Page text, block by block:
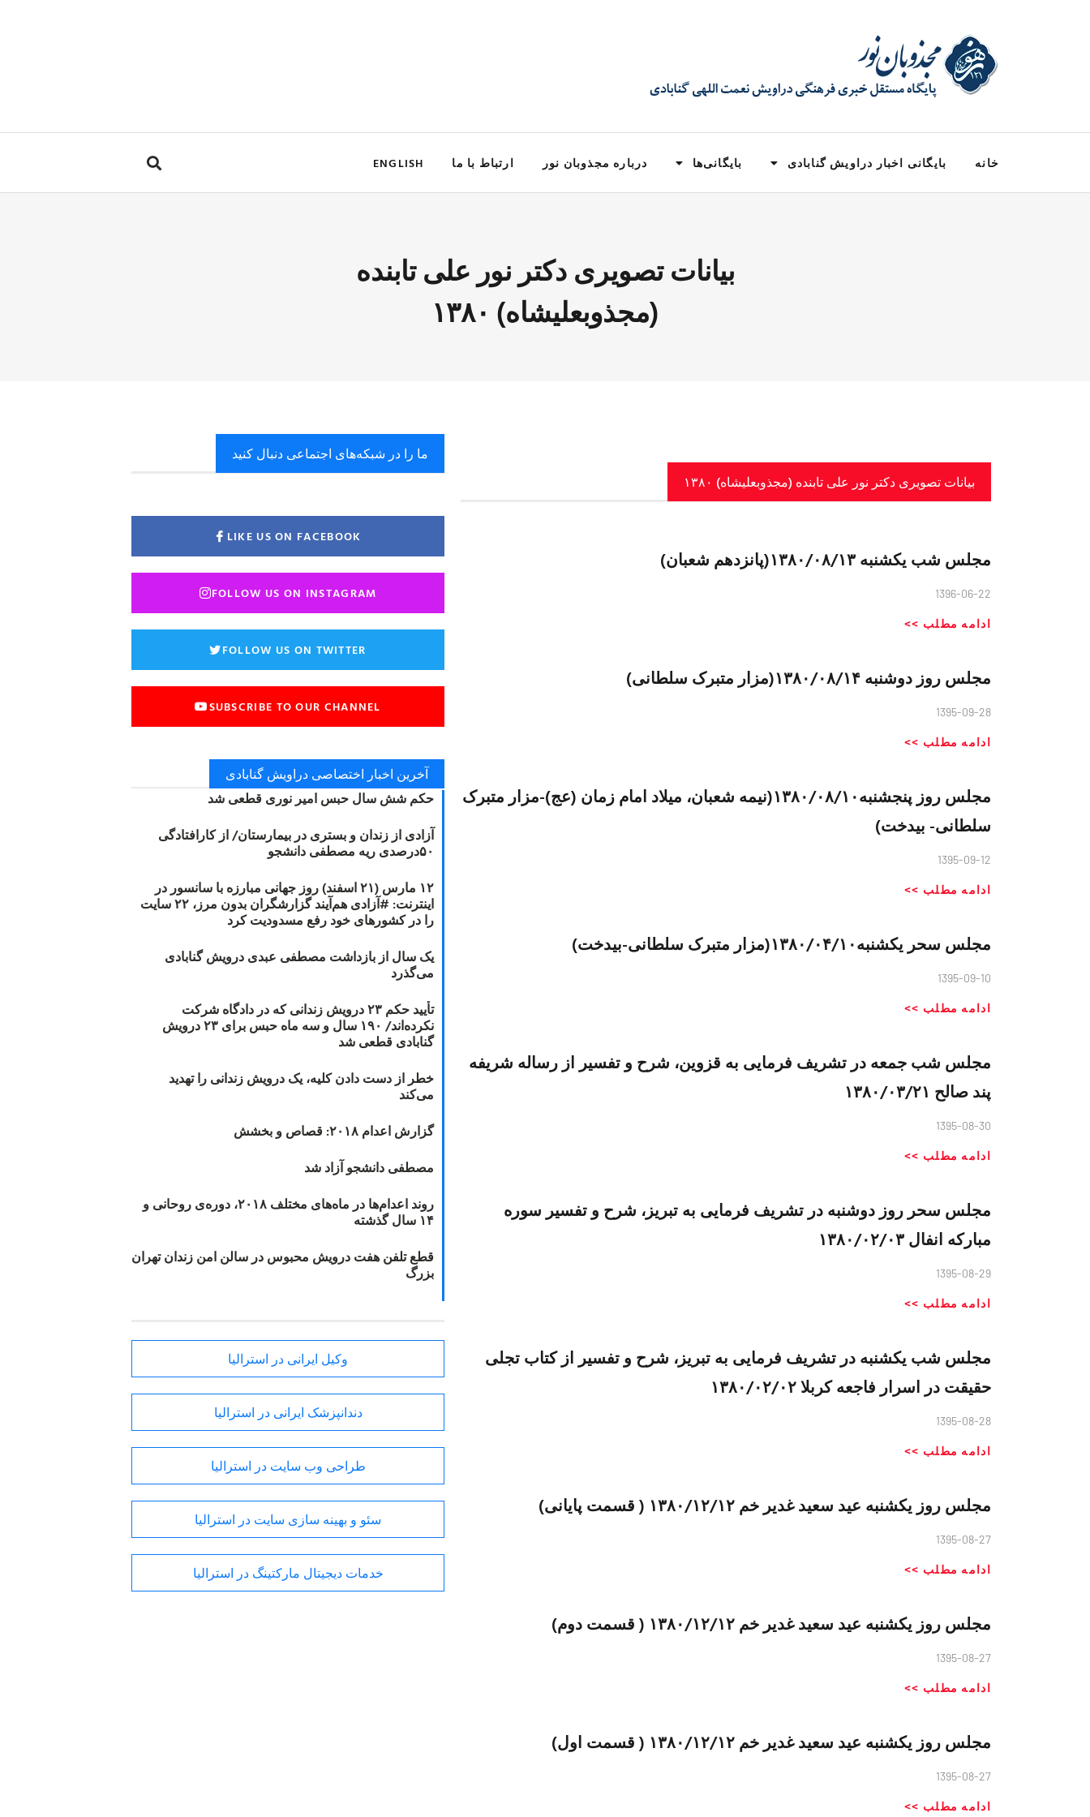
خانه بایگانی اخبار دراویش گنابادی بایگانی‌ها درباره مجذوبان نور ارتباط با ما ENGLISH
بیانات تصویری دکتر نور علی تابنده
(مجذوبعلیشاه) ۱۳۸۰
بیانات تصویری دکتر نور علی تابنده (مجذوبعلیشاه) ۱۳۸۰
مجلس شب یکشنبه ۱۳۸۰/۰۸/۱۳(پانزدهم شعبان)
1396-06-22
ادامه مطلب >>
مجلس روز دوشنبه ۱۳۸۰/۰۸/۱۴(مزار متبرک سلطانی)
1395-09-28
ادامه مطلب >>
مجلس روز پنجشنبه۱۳۸۰/۰۸/۱۰(نیمه شعبان، میلاد امام زمان (عج)-مزار متبرک
سلطانی- بیدخت)
1395-09-12
ادامه مطلب >>
مجلس سحر یکشنبه۱۳۸۰/۰۴/۱۰(مزار متبرک سلطانی-بیدخت)
1395-09-10
ادامه مطلب >>
مجلس شب جمعه در تشریف فرمایی به قزوین، شرح و تفسیر از رساله شریفه
پند صالح ۱۳۸۰/۰۳/۲۱
1395-08-30
ادامه مطلب >>
مجلس سحر روز دوشنبه در تشریف فرمایی به تبریز، شرح و تفسیر سوره
مبارکه انفال ۱۳۸۰/۰۲/۰۳
1395-08-29
ادامه مطلب >>
مجلس شب یکشنبه در تشریف فرمایی به تبریز، شرح و تفسیر از کتاب تجلی
حقیقت در اسرار فاجعه کربلا ۱۳۸۰/۰۲/۰۲
1395-08-28
ادامه مطلب >>
مجلس روز یکشنبه عید سعید غدیر خم ۱۳۸۰/۱۲/۱۲ ( قسمت پایانی)
1395-08-27
ادامه مطلب >>
مجلس روز یکشنبه عید سعید غدیر خم ۱۳۸۰/۱۲/۱۲ ( قسمت دوم)
1395-08-27
ادامه مطلب >>
مجلس روز یکشنبه عید سعید غدیر خم ۱۳۸۰/۱۲/۱۲ ( قسمت اول)
1395-08-27
ادامه مطلب >>
ما را در شبکه‌های اجتماعی دنبال کنید
LIKE US ON FACEBOOK
FOLLOW US ON INSTAGRAM
FOLLOW US ON TWITTER
SUBSCRIBE TO OUR CHANNEL
آخرین اخبار اختصاصی دراویش گنابادی
حکم شش سال حبس امیر نوری قطعی شد
آزادی از زندان و بستری در بیمارستان/ از کارافتادگی
۵۰درصدی ریه مصطفی دانشجو
۱۲ مارس (۲۱ اسفند) روز جهانی مبارزه با سانسور در
اینترنت: #آزادی هم‌آیند گزارشگران‌ بدون مرز، ۲۲ سایت
را در کشورهای خود رفع مسدودیت کرد
یک سال از بازداشت مصطفی عبدی درویش گنابادی
می‌گذرد
تأیید حکم ۲۳ درویش زندانی که در دادگاه شرکت
نکرده‌اند/ ۱۹۰ سال و سه ماه حبس برای ۲۳ درویش
گنابادی قطعی شد
خطر از دست دادن کلیه، یک درویش زندانی را تهدید
می‌کند
گزارش اعدام ۲۰۱۸: قصاص و بخشش
مصطفی دانشجو آزاد شد
روند اعدام‌ها در ماه‌های مختلف ۲۰۱۸، دوره‌ی روحانی و
۱۴ سال گذشته
قطع تلفن هفت درویش محبوس در سالن امن زندان تهران
بزرگ
وکیل ایرانی در استرالیا
دندانپزشک ایرانی در استرالیا
طراحی وب سایت در استرالیا
سئو و بهینه سازی سایت در استرالیا
خدمات دیجیتال مارکتینگ در استرالیا